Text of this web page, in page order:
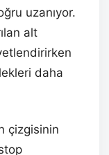
uzanıyor.
alt
daha
çizgisinin